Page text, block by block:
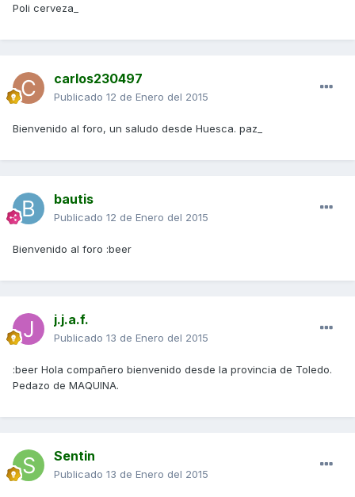
Poli cerveza_
carlos230497
Publicado 12 de Enero del 2015
Bienvenido al foro, un saludo desde Huesca. paz_
bautis
Publicado 12 de Enero del 2015
Bienvenido al foro :beer
j.j.a.f.
Publicado 13 de Enero del 2015
:beer Hola compañero bienvenido desde la provincia de Toledo.
Pedazo de MAQUINA.
Sentin
Publicado 13 de Enero del 2015